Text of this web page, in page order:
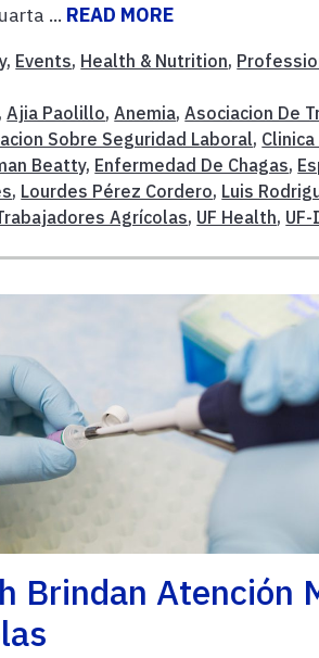
... READ MORE
, Events, Health & Nutrition,
,Ajia Paolillo,Anemia,Asociacion De
Sobre Seguridad Laboral,
Beatty, Enfermedad De Chagas,
, Lourdes Pérez Cordero, Luis
Agrícolas, UF Health, UF-
Brindan Atención